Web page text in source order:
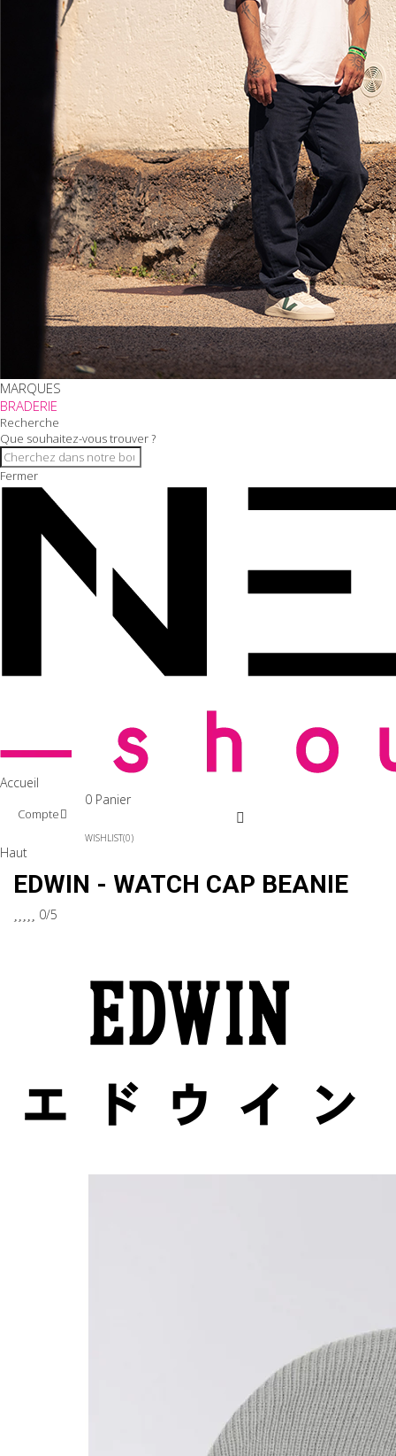
MARQUES
BRADERIE
Recherche
Que souhaitez-vous trouver ?
Fermer
Accueil
Compte
0 Panier
WISHLIST 0
Haut
EDWIN - WATCH CAP BEANIE
0/5